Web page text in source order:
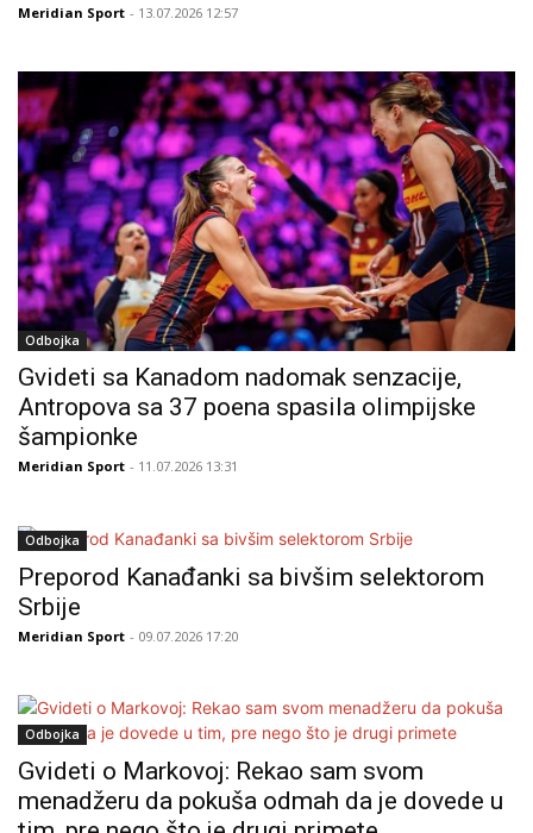
Meridian Sport - 13.07.2026 12:57
Odbojka
Gvideti sa Kanadom nadomak senzacije,
Antropova sa 37 poena spasila olimpijske
šampionke
Meridian Sport - 11.07.2026 13:31
Odbojka
Preporod Kanađanki sa bivšim selektorom
Srbije
Meridian Sport - 09.07.2026 17:20
Odbojka
Gvideti o Markovoj: Rekao sam svom
menadžeru da pokuša odmah da je dovede u